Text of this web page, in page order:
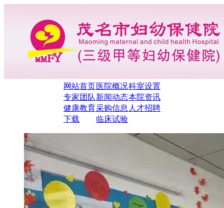
网站首页医院概况科室设置
专家团队 新闻动态本院资讯
健康教育采购信息 人才招聘
下载
临床试验